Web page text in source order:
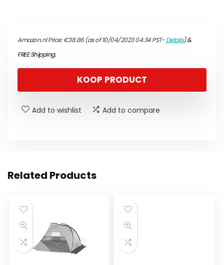
Amazon.nl Price:€38.86(as of 10/04/2023 04:34 PST-Details)&
FREE Shipping.
KOOP PRODUCT
Add to wishlist Add to compare
Related Products